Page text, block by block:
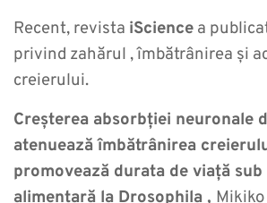
Recent, revista iScience a
privind zahărul , îmbătrânirea și
creierului.
Creșterea absorbției neuronale
atenuează îmbătrânirea
promovează durata de viață
alimentară la Drosophila ,